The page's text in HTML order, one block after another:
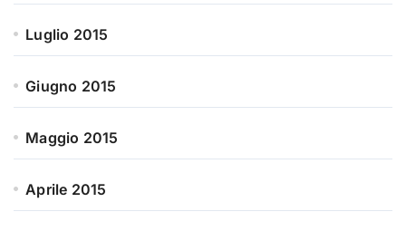
Luglio 2015
Giugno 2015
Maggio 2015
Aprile 2015